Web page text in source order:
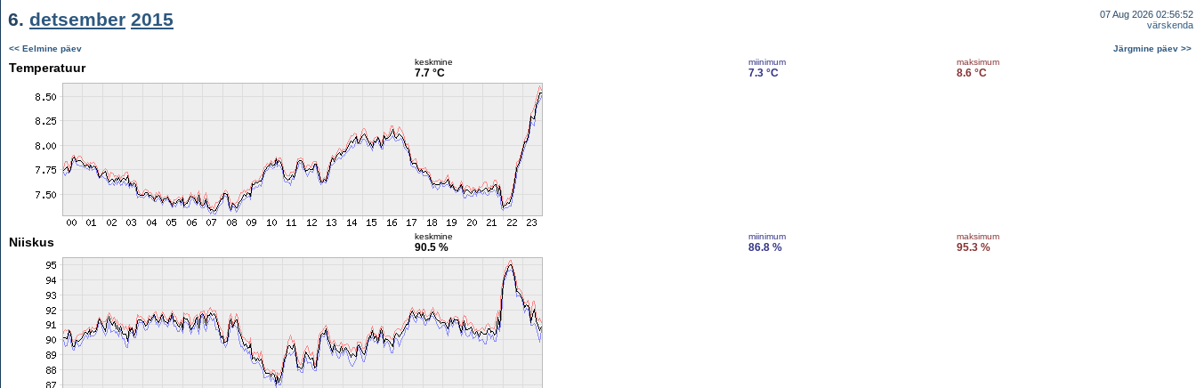
6. detsember 2015
07 Aug 2026 02:56:52
värskenda
<< Eelmine päev Järgmine päev >>
Temperatuur keskmine
7.7 °C
miinimum
7.3 °C
maksimum
8.6 °C
Niiskus keskmine
90.5 %
miinimum
86.8 %
maksimum
95.3 %